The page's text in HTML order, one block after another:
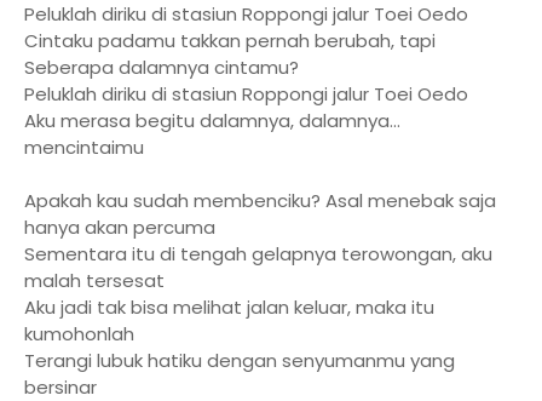
Peluklah diriku di stasiun Roppongi jalur Toei Oedo
Cintaku padamu takkan pernah berubah, tapi
Seberapa dalamnya cintamu?
Peluklah diriku di stasiun Roppongi jalur Toei Oedo
Aku merasa begitu dalamnya, dalamnya...
mencintaimu
Apakah kau sudah membenciku? Asal menebak saja
hanya akan percuma
Sementara itu di tengah gelapnya terowongan, aku
malah tersesat
Aku jadi tak bisa melihat jalan keluar, maka itu
kumohonlah
Terangi lubuk hatiku dengan senyumanmu yang
bersinar